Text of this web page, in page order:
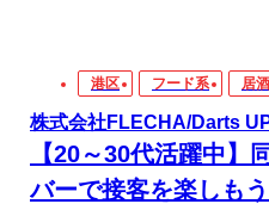
港区 フード系 居
株式会社FLECHA/Darts
【20～30代活躍中】
バーで接客を楽しも